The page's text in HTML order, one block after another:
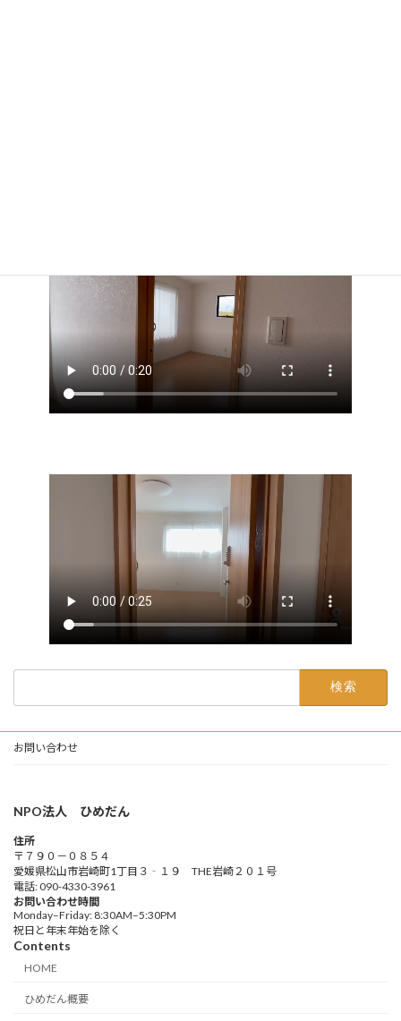
お問い合わせ
NPO法人 ひめだん
住所
〒７９０－０８５４
愛媛県松山市岩崎町1丁目３‐１９ THE岩崎２０１号
電話: 090-4330-3961
お問い合わせ時間
Monday–Friday: 8:30AM–5:30PM
祝日と年末年始を除く
Contents
HOME
ひめだん概要